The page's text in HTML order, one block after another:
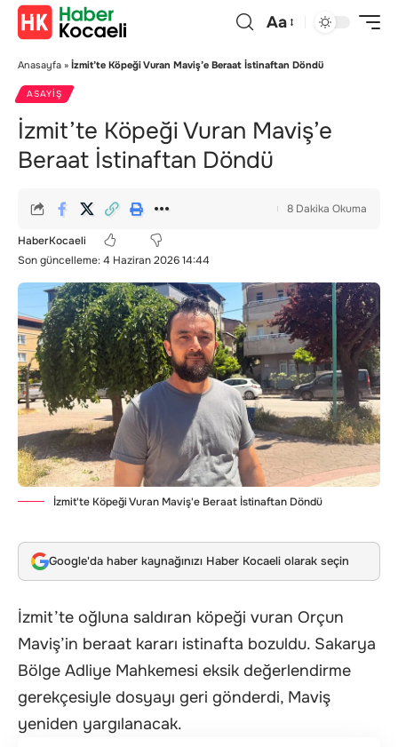
Aa
Anasayfa » İzmit’te Köpeği Vuran Maviş’e Beraat İstinaftan Döndü
ASAYIŞ
İzmit’te Köpeği Vuran Maviş’e
Beraat İstinaftan Döndü
Son güncelleme: 4 Haziran 2026 14:44
HaberKocaeli
8 Dakika Okuma
İzmit'te Köpeği Vuran Maviş'e Beraat İstinaftan Döndü
Google'da haber kaynağınızı Haber Kocaeli olarak seçin
İzmit’te oğluna saldıran köpeği vuran Orçun
Maviş’in beraat kararı istinafta bozuldu. Sakarya
Bölge Adliye Mahkemesi eksik değerlendirme
gerekçesiyle dosyayı geri gönderdi, Maviş
yeniden yargılanacak.